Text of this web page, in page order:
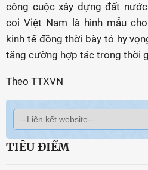
công cuộc xây dựng đất
coi Việt Nam là hình mẫu
kinh tế đồng thời bày tỏ hy
tăng cường hợp tác trong thời
Theo TTXVN
TIÊU ĐIỂM